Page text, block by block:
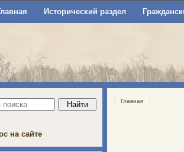
Исторический раздел
Главная
на сайте